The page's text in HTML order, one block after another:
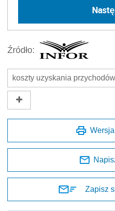
Źródło:
koszty uzyskania przychodów
Zapisz